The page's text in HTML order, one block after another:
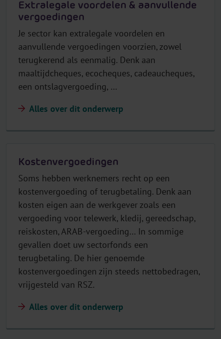
Extralegale voordelen & aanvullende
vergoedingen
Je sector kan extralegale voordelen en
aanvullende vergoedingen voorzien, zowel
terugkerend als eenmalig. Denk aan
maaltijdcheques, ecocheques, cadeaucheques,
een ontslagvergoeding, …
Alles over dit onderwerp
Kostenvergoedingen
Soms hebben werknemers recht op een
kostenvergoeding of terugbetaling. Denk aan
kosten eigen aan de werkgever zoals een
vergoeding voor telewerk, kledij, gereedschap,
reiskosten, ARAB-vergoeding… In sommige
gevallen doet uw sectorfonds een
terugbetaling. De hier genoemde
kostenvergoedingen zijn steeds nettobedragen,
vrijgesteld van RSZ.
Alles over dit onderwerp